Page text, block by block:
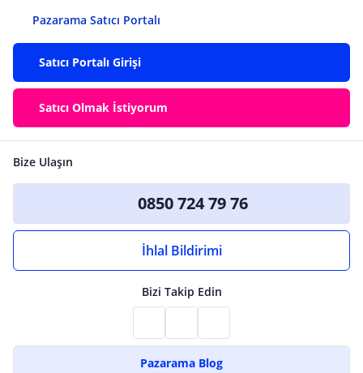
Pazarama Satıcı Portalı
Satıcı Portalı Girişi
Satıcı Olmak İstiyorum
Bize Ulaşın
0850 724 79 76
İhlal Bildirimi
Bizi Takip Edin
Pazarama Blog